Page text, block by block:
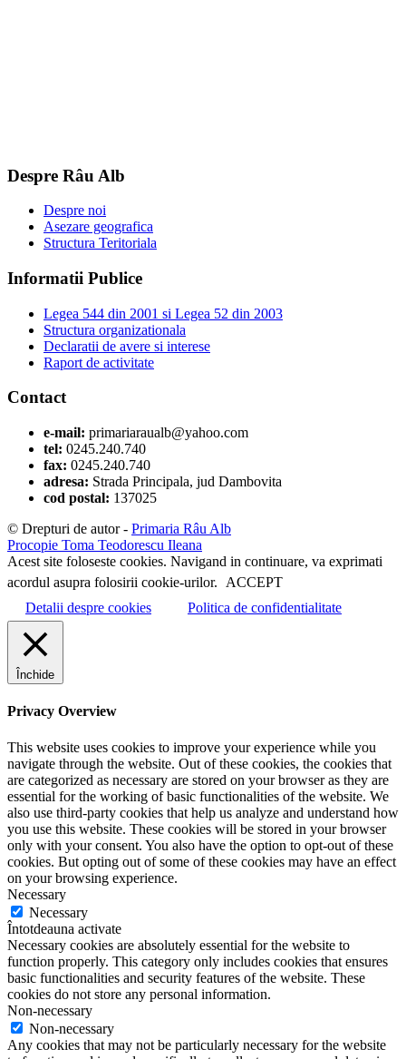
Despre Râu Alb
Despre noi
Asezare geografica
Structura Teritoriala
Informatii Publice
Legea 544 din 2001 si Legea 52 din 2003
Structura organizationala
Declaratii de avere si interese
Raport de activitate
Contact
e-mail: primariaraualb@yahoo.com
tel: 0245.240.740
fax: 0245.240.740
adresa: Strada Principala, jud Dambovita
cod postal: 137025
© Drepturi de autor - Primaria Râu Alb
Procopie Toma Teodorescu Ileana
Acest site foloseste cookies. Navigand in continuare, va exprimati
acordul asupra folosirii cookie-urilor.
ACCEPT
Detalii despre cookies
Politica de confidentialitate
Închide
Privacy Overview
This website uses cookies to improve your experience while you
navigate through the website. Out of these cookies, the cookies that
are categorized as necessary are stored on your browser as they are
essential for the working of basic functionalities of the website. We
also use third-party cookies that help us analyze and understand how
you use this website. These cookies will be stored in your browser
only with your consent. You also have the option to opt-out of these
cookies. But opting out of some of these cookies may have an effect
on your browsing experience.
Necessary
Necessary
Întotdeauna activate
Necessary cookies are absolutely essential for the website to
function properly. This category only includes cookies that ensures
basic functionalities and security features of the website. These
cookies do not store any personal information.
Non-necessary
Non-necessary
Any cookies that may not be particularly necessary for the website